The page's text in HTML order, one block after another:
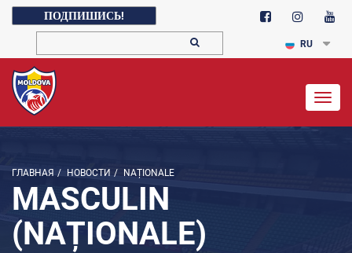
ПОДПИШИСЬ!
RU
ГЛАВНАЯ / НОВОСТИ / NAȚIONALE
MASCULIN
(NAȚIONALE)